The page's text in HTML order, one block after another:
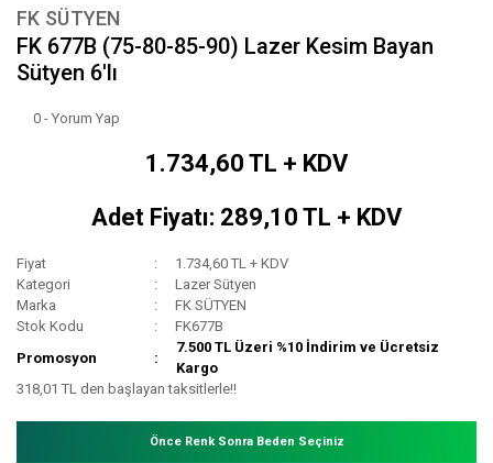
FK SÜTYEN
FK 677B (75-80-85-90) Lazer Kesim Bayan
Sütyen 6'lı
0 - Yorum Yap
1.734,60 TL + KDV
Adet Fiyatı: 289,10 TL + KDV
Fiyat
1.734,60 TL + KDV
Kategori
Lazer Sütyen
Marka
FK SÜTYEN
Stok Kodu
FK677B
Promosyon
7.500 TL Üzeri %10 İndirim ve Ücretsiz
Kargo
318,01 TL den başlayan taksitlerle!!
Önce Renk Sonra Beden Seçiniz